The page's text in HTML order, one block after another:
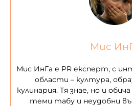
Мис
Мис ИнГа е PR експерт, с
области – култура,
кулинария. Тя знае, но и
теми табу и неудобни